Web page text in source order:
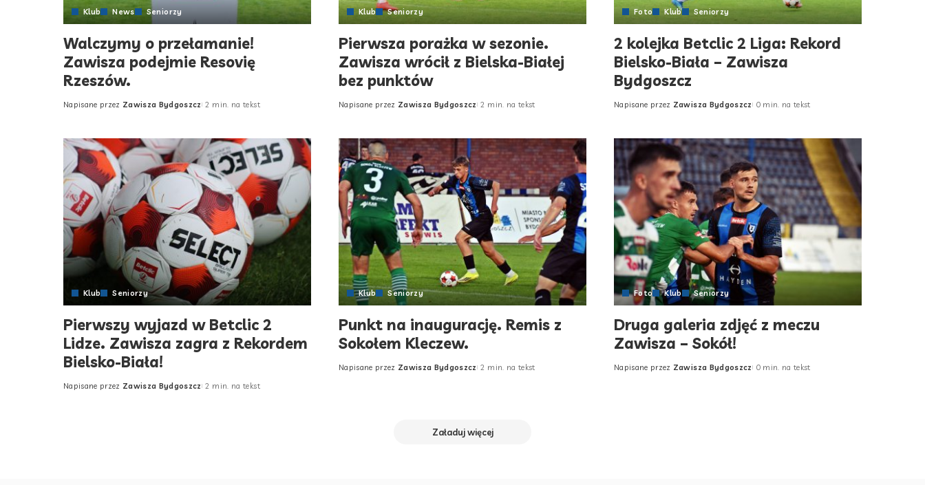
Klub News Seniorzy
Walczymy o przełamanie!
Zawisza podejmie Resovię
Rzeszów.
Posted
Napisane przez Zawisza Bydgoszcz 2 min. na tekst
Klub Seniorzy
Pierwsza porażka w sezonie.
Zawisza wrócił z Bielska-Białej
bez punktów
Posted
Napisane przez Zawisza Bydgoszcz 2 min. na tekst
Foto Klub Seniorzy
2 kolejka Betclic 2 Liga: Rekord
Bielsko-Biała – Zawisza
Bydgoszcz
Posted
Napisane przez Zawisza Bydgoszcz 0 min. na tekst
Klub Seniorzy
Pierwszy wyjazd w Betclic 2
Lidze. Zawisza zagra z Rekordem
Bielsko-Biała!
Posted
Napisane przez Zawisza Bydgoszcz 2 min. na tekst
Klub Seniorzy
Punkt na inaugurację. Remis z
Sokołem Kleczew.
Posted
Napisane przez Zawisza Bydgoszcz 2 min. na tekst
Foto Klub Seniorzy
Druga galeria zdjęć z meczu
Zawisza – Sokół!
Posted
Napisane przez Zawisza Bydgoszcz 0 min. na tekst
Załaduj więcej